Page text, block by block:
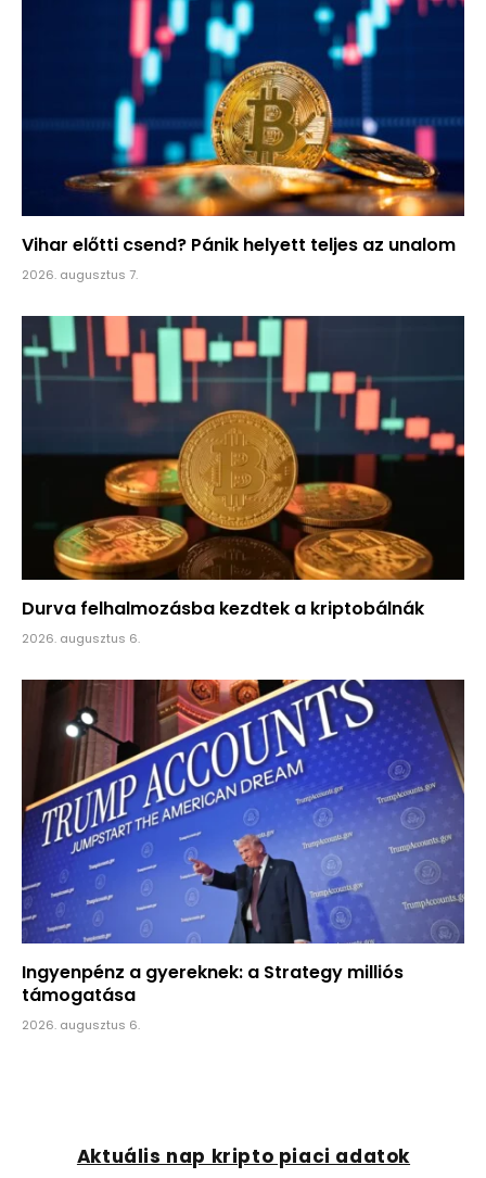
Vihar előtti csend? Pánik helyett teljes az unalom
2026. augusztus 7.
Durva felhalmozásba kezdtek a kriptobálnák
2026. augusztus 6.
Ingyenpénz a gyereknek: a Strategy milliós
támogatása
2026. augusztus 6.
Aktuális nap kripto piaci adatok